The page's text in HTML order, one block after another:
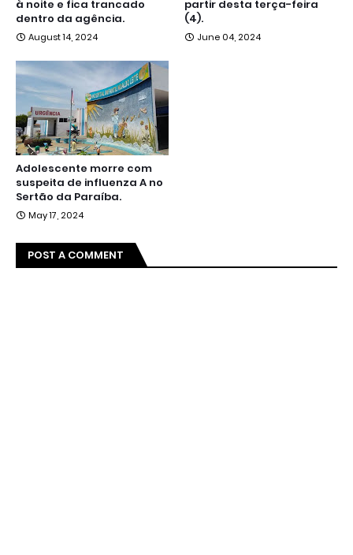
à noite e fica trancado
dentro da agência.
August 14, 2024
partir desta terça-feira
(4).
June 04, 2024
Adolescente morre com
suspeita de influenza A no
Sertão da Paraíba.
May 17, 2024
POST A COMMENT